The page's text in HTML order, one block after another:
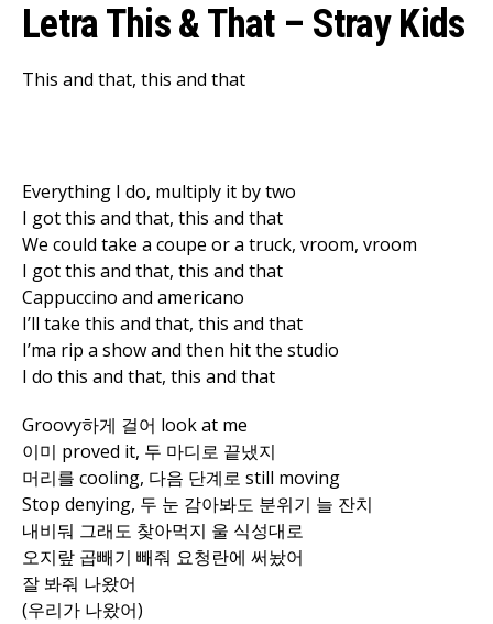
Letra This & That – Stray Kids
This and that, this and that
Everything I do, multiply it by two
I got this and that, this and that
We could take a coupe or a truck, vroom, vroom
I got this and that, this and that
Cappuccino and americano
I’ll take this and that, this and that
I’ma rip a show and then hit the studio
I do this and that, this and that
Groovy하게 걸어 look at me
이미 proved it, 두 마디로 끝냈지
머리를 cooling, 다음 단계로 still moving
Stop denying, 두 눈 감아봐도 분위기 늘 잔치
내비둬 그래도 찾아먹지 울 식성대로
오지랖 곱빼기 빼줘 요청란에 써놨어
잘 봐줘 나왔어
(우리가 나왔어)